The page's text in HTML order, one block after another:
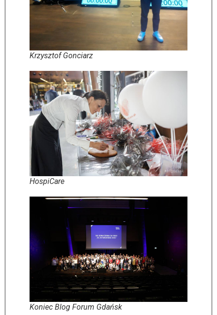
Krzysztof Gonciarz
HospiCare
Koniec Blog Forum Gdańsk